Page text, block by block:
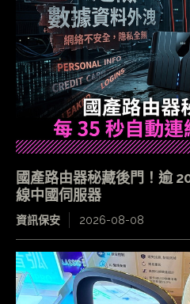
國產路由器秘藏後門！逾
線中國伺服器
資訊保安 2026-08-08